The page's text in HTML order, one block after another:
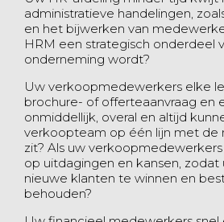
administratieve handelingen,
en het bijwerken van
HRM een strategisch onderdeel
onderneming wordt?
Uw verkoopmedewerkers elke
brochure- of offerteaanvraag en
onmiddellijk, overal en altijd
verkoopteam op één lijn met de
zit? Als uw
op uitdagingen en kansen,
nieuwe klanten te winnen en
behouden?